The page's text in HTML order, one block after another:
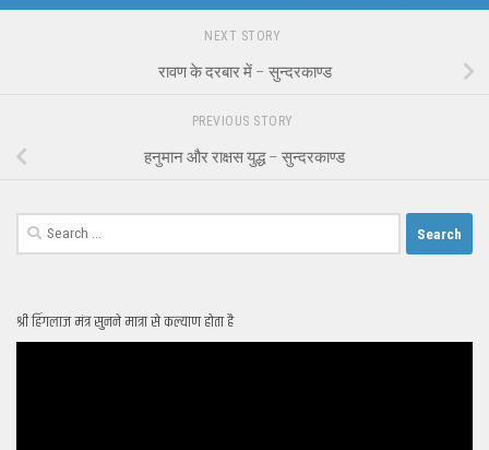
NEXT STORY
रावण के दरबार में – सुन्दरकाण्ड
PREVIOUS STORY
हनुमान और राक्षस युद्ध – सुन्दरकाण्ड
Search
for:
श्री हिंगलाज मंत्र सुनने मात्रा से कल्याण होता है